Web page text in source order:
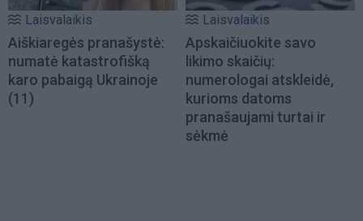
Laisvalaikis
Aiškiaregės pranašystė:
numatė katastrofišką
karo pabaigą Ukrainoje
(11)
Laisvalaikis
Apskaičiuokite savo
likimo skaičių:
numerologai atskleidė,
kurioms datoms
pranašaujami turtai ir
sėkmė